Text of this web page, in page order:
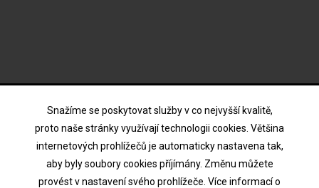
Snažíme se poskytovat služby v co nejvyšší kvalitě,
proto naše stránky využívají technologii cookies. Většina
internetových prohlížečů je automaticky nastavena tak,
aby byly soubory cookies příjímány. Změnu můžete
provést v nastavení svého prohlížeče. Více informací o
Souhlasím s podmínkami a zásadami ochrany osobních
údajů